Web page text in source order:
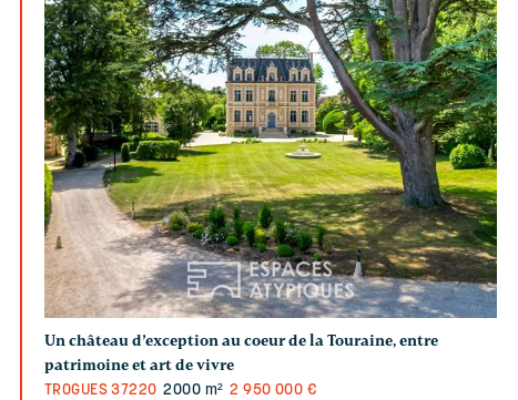
Un château d’exception au coeur de la Touraine, entre
patrimoine et art de vivre
TROGUES 37220 2000 m² 2 950 000 €